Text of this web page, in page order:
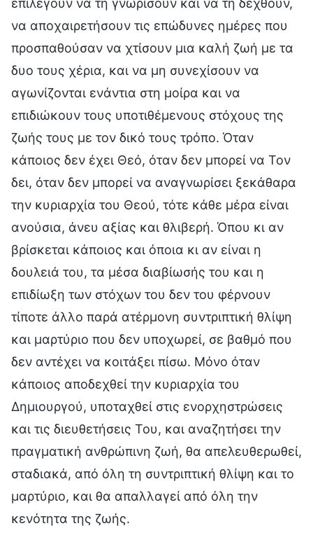
να αποχαιρετήσουν τις επώδυνες ημέρες που
προσπαθούσαν να χτίσουν μια καλή ζωή με τα
δυο τους χέρια, και να μη συνεχίσουν να
αγωνίζονται ενάντια στη μοίρα και να
επιδιώκουν τους υποτιθέμενους στόχους της
ζωής τους με τον δικό τους τρόπο. Όταν
κάποιος δεν έχει Θεό, όταν δεν μπορεί να Τον
δει, όταν δεν μπορεί να αναγνωρίσει ξεκάθαρα
την κυριαρχία του Θεού, τότε κάθε μέρα είναι
ανούσια, άνευ αξίας και θλιβερή. Όπου κι αν
βρίσκεται κάποιος και όποια κι αν είναι η
δουλειά του, τα μέσα διαβίωσής του και η
επιδίωξη των στόχων του δεν του φέρνουν
τίποτε άλλο παρά ατέρμονη συντριπτική θλίψη
και μαρτύριο που δεν υποχωρεί, σε βαθμό που
δεν αντέχει να κοιτάξει πίσω. Μόνο όταν
κάποιος αποδεχθεί την κυριαρχία του
Δημιουργού, υποταχθεί στις ενορχηστρώσεις
και τις διευθετήσεις Του, και αναζητήσει την
πραγματική ανθρώπινη ζωή, θα απελευθερωθεί,
σταδιακά, από όλη τη συντριπτική θλίψη και το
μαρτύριο, και θα απαλλαγεί από όλη την
κενότητα της ζωής.